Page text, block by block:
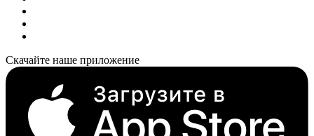
Скачайте наше приложение